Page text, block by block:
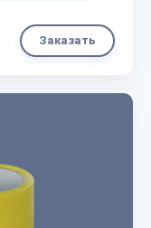
Заказать